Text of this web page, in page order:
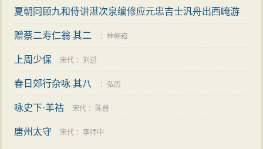
夏朝同顾九和侍讲湛次泉编修应元忠吉士汎舟出西崦游
太湖 明代：郑善夫
赠蔡二寿仁翁 其二 ：林朝崧
上周少保 宋代 ：刘过
春日郊行杂咏 其八 ： 弘历
咏史下·羊祜 宋代 ： 陈普
唐州太守 宋代 ：李师中